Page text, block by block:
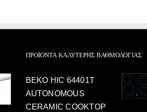
ΠΡΟΪΌΝΤΑ ΚΑΛΎΤΕΡΗΣ ΒΑΘΜΟΛΟΓΊΑΣ
BEKO HIC 64401T
AUTONOMOUS
CERAMIC COOKTOP